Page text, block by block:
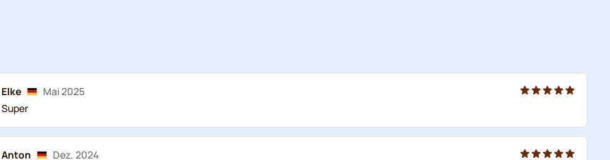
Elke
Mai 2025
Super
Anton
Dez. 2024